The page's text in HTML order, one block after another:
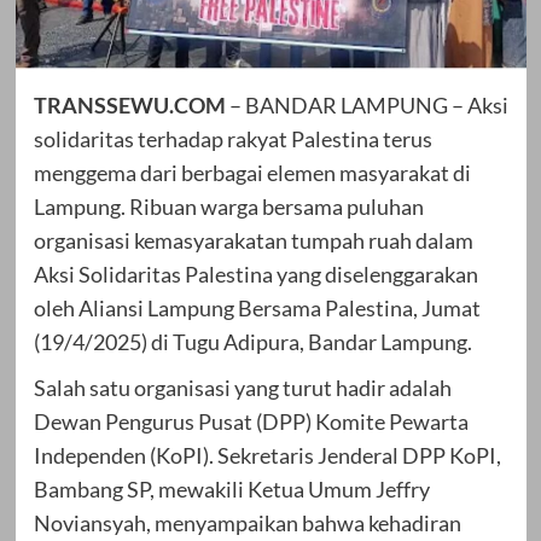
TRANSSEWU.COM – BANDAR LAMPUNG – Aksi
solidaritas terhadap rakyat Palestina terus
menggema dari berbagai elemen masyarakat di
Lampung. Ribuan warga bersama puluhan
organisasi kemasyarakatan tumpah ruah dalam
Aksi Solidaritas Palestina yang diselenggarakan
oleh Aliansi Lampung Bersama Palestina, Jumat
(19/4/2025) di Tugu Adipura, Bandar Lampung.
Salah satu organisasi yang turut hadir adalah
Dewan Pengurus Pusat (DPP) Komite Pewarta
Independen (KoPI). Sekretaris Jenderal DPP KoPI,
Bambang SP, mewakili Ketua Umum Jeffry
Noviansyah, menyampaikan bahwa kehadiran